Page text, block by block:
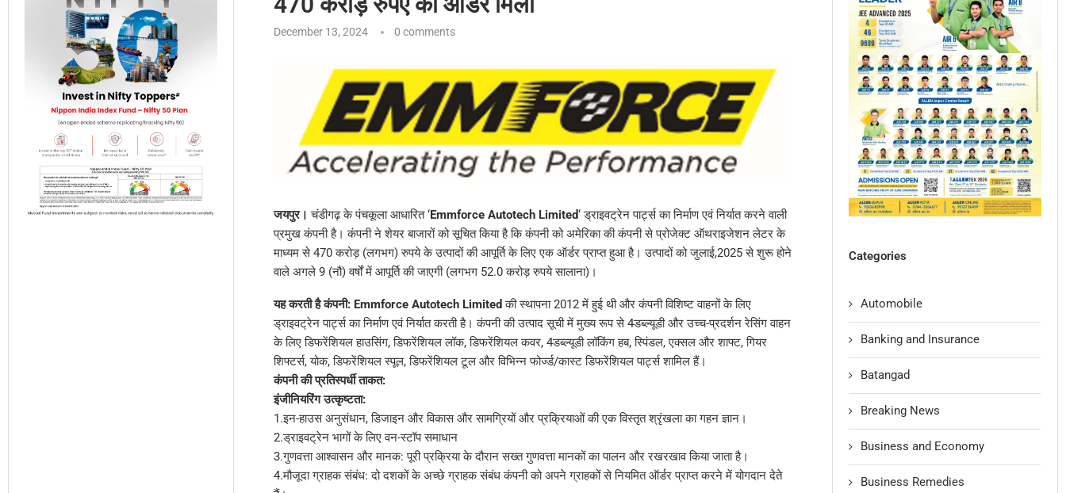
December 13, 2024 0 comments
जयपुर। चंडीगढ़ के पंचकूला आधारित ‘Emmforce Autotech Limited‘ ड्राइवट्रेन पार्ट्स का निर्माण एवं निर्यात करने वाली
प्रमुख कंपनी है। कंपनी ने शेयर बाजारों को सूचित किया है कि कंपनी को अमेरिका की कंपनी से प्रोजेक्ट ऑथराइजेशन लेटर के
माध्यम से 470 करोड़ (लगभग) रुपये के उत्पादों की आपूर्ति के लिए एक ऑर्डर प्राप्त हुआ है। उत्पादों को जुलाई,2025 से शुरू होने
वाले अगले 9 (नौ) वर्षों में आपूर्ति की जाएगी (लगभग 52.0 करोड़ रुपये सालाना)।
यह करती है कंपनी: Emmforce Autotech Limited की स्थापना 2012 में हुई थी और कंपनी विशिष्ट वाहनों के लिए
ड्राइवट्रेन पार्ट्स का निर्माण एवं निर्यात करती है। कंपनी की उत्पाद सूची में मुख्य रूप से 4डब्ल्यूडी और उच्च-प्रदर्शन रेसिंग वाहन
के लिए डिफरेंशियल हाउसिंग, डिफरेंशियल लॉक, डिफरेंशियल कवर, 4डब्ल्यूडी लॉकिंग हब, स्पिंडल, एक्सल और शाफ्ट, गियर
शिफ्टर्स, योक, डिफरेंशियल स्पूल, डिफरेंशियल टूल और विभिन्न फोर्ज्ड/कास्ट डिफरेंशियल पार्ट्स शामिल हैं।
कंपनी की प्रतिस्पर्धी ताकत:
इंजीनियरिंग उत्कृष्टता:
1.इन-हाउस अनुसंधान, डिजाइन और विकास और सामग्रियों और प्रक्रियाओं की एक विस्तृत श्रृंखला का गहन ज्ञान।
2.ड्राइवट्रेन भागों के लिए वन-स्टॉप समाधान
3.गुणवत्ता आश्वासन और मानक: पूरी प्रक्रिया के दौरान सख्त गुणवत्ता मानकों का पालन और रखरखाव किया जाता है।
4.मौजूदा ग्राहक संबंध: दो दशकों के अच्छे ग्राहक संबंध कंपनी को अपने ग्राहकों से नियमित ऑर्डर प्राप्त करने में योगदान देते
Categories
Automobile
Banking and Insurance
Batangad
Breaking News
Business and Economy
Business Remedies